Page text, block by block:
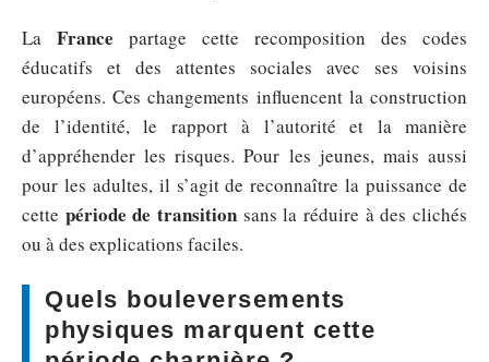
La France partage cette recomposition des codes
éducatifs et des attentes sociales avec ses voisins
européens. Ces changements influencent la construction
de l’identité, le rapport à l’autorité et la manière
d’appréhender les risques. Pour les jeunes, mais aussi
pour les adultes, il s’agit de reconnaître la puissance de
cette période de transition sans la réduire à des clichés
ou à des explications faciles.
Quels bouleversements
physiques marquent cette